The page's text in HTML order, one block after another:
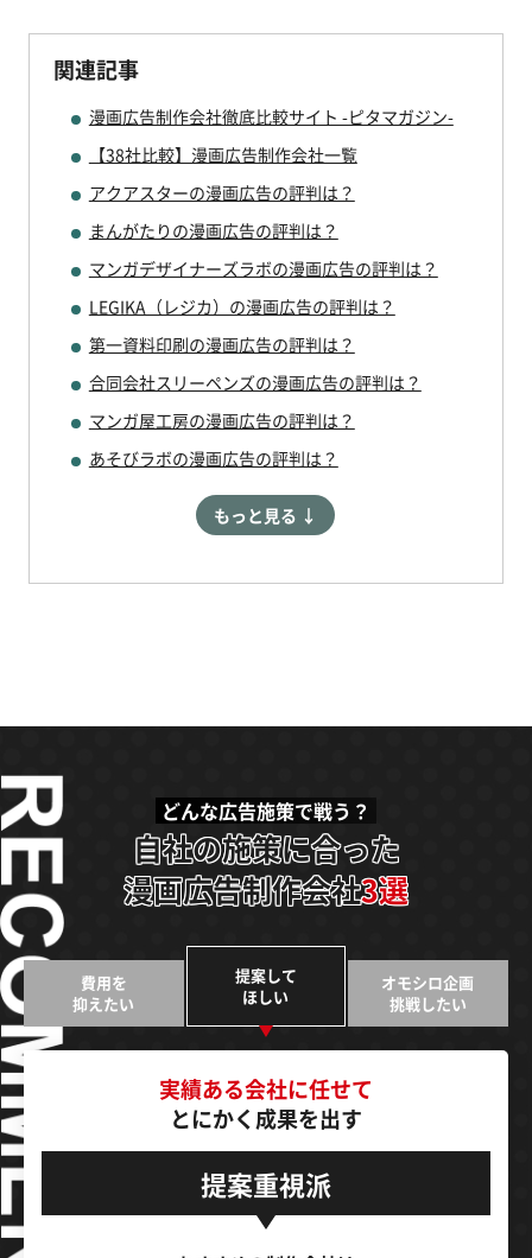
関連記事
漫画広告制作会社徹底比較サイト -ピタマガジン-
【38社比較】漫画広告制作会社一覧
アクアスターの漫画広告の評判は？
まんがたりの漫画広告の評判は？
マンガデザイナーズラボの漫画広告の評判は？
LEGIKA（レジカ）の漫画広告の評判は？
第一資料印刷の漫画広告の評判は？
合同会社スリーペンズの漫画広告の評判は？
マンガ屋工房の漫画広告の評判は？
あそびラボの漫画広告の評判は？
もっと見る ↓
どんな広告施策で戦う？
自社の施策に合った
漫画広告制作会社3選
費用を
抑えたい
提案して
ほしい
オモシロ企画
挑戦したい
実績ある会社に任せて
とにかく成果を出す
提案重視派